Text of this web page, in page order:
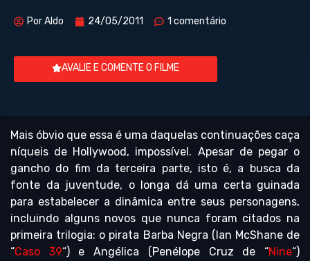
PorAldo 24/05/2011 1 comentário
AVALIE E COMENTE O FILME
Mais óbvio que essa é uma daquelas continuações caça
níqueis de Hollywood, impossível. Apesar de pegar o
gancho do fim da terceira parte, isto é, a busca da
fonte da juventude, o longa dá uma certa guinada
para estabelecer a dinâmica entre seus personagens,
incluindo alguns novos que nunca foram citados na
primeira trilogia: o pirata Barba Negra (Ian McShane de
“Caso 39“) e Angélica (Penélope Cruz de “Nine“)